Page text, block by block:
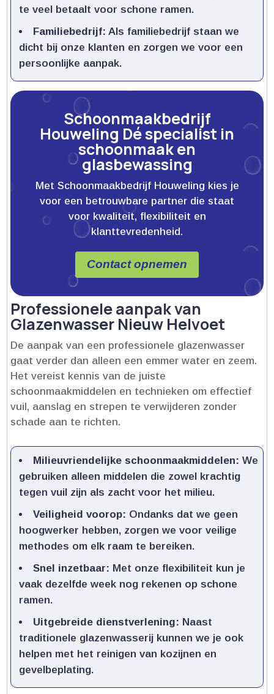
te veel betaalt voor schone ramen.​
Familiebedrijf: Als familiebedrijf staan we
dicht bij onze klanten en zorgen we voor een
persoonlijke aanpak.​
Schoonmaakbedrijf
Houweling Dé specialist in
schoonmaak en
glasbewassing
Met Schoonmaakbedrijf Houweling kies je
voor een betrouwbare partner die staat
voor kwaliteit, flexibiliteit en
klanttevredenheid.
Contact opnemen
Professionele aanpak van
Glazenwasser Nieuw Helvoet
De aanpak van een professionele glazenwasser
gaat verder dan alleen een emmer water en zeem.​
Het vereist kennis van de juiste
schoonmaakmiddelen en technieken om effectief
vuil, aanslag en strepen te verwijderen zonder
schade aan te richten.​
Milieuvriendelijke schoonmaakmiddelen: We
gebruiken alleen middelen die zowel krachtig
tegen vuil zijn als zacht voor het milieu.​
Veiligheid voorop: Ondanks dat we geen
hoogwerker hebben, zorgen we voor veilige
methodes om elk raam te bereiken.​
Snel inzetbaar: Met onze flexibiliteit kun je
vaak dezelfde week nog rekenen op schone
ramen.​
Uitgebreide dienstverlening: Naast
traditionele glazenwasserij kunnen we je ook
helpen met het reinigen van kozijnen en
gevelbeplating.​